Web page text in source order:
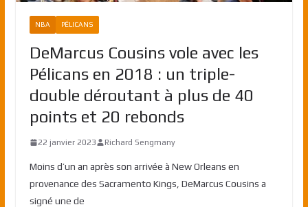
NBA PÉLICANS
DeMarcus Cousins vole avec les
Pélicans en 2018 : un triple-
double déroutant à plus de 40
points et 20 rebonds
22 janvier 2023 Richard Sengmany
Moins d’un an après son arrivée à New Orleans en
provenance des Sacramento Kings, DeMarcus Cousins a
signé une de